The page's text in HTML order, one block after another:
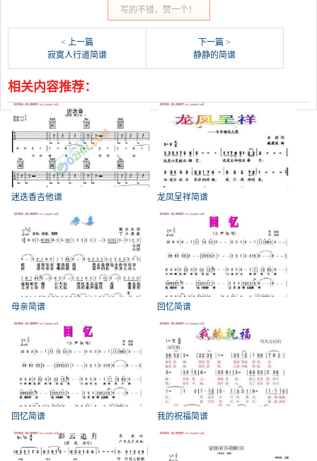
写的不错，赞一个！
< 上一篇
寂寞人行道简谱
下一篇 >
静静的简谱
相关内容推荐：
迷迭香吉他谱 龙凤呈祥简谱
母亲简谱 回忆简谱
回忆简谱 我的祝福简谱